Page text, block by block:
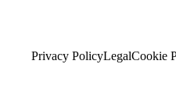
Privacy PolicyLegalCookie